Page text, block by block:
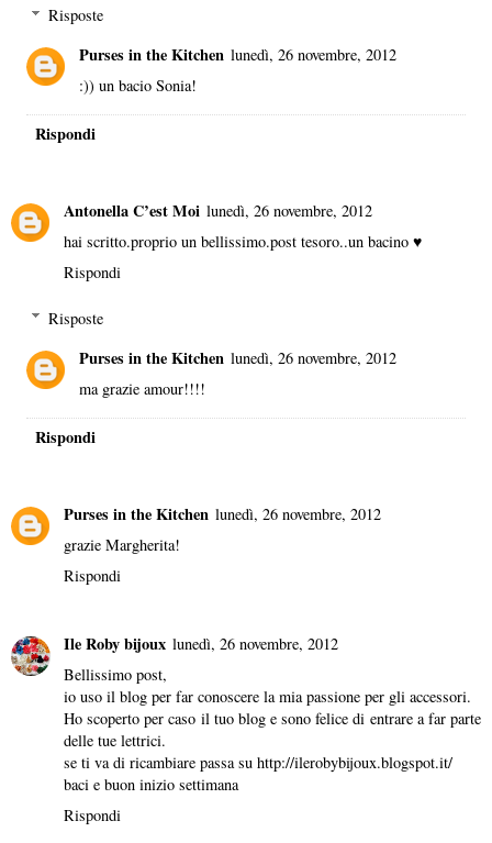
Risposte
Purses in the Kitchen lunedì, 26 novembre, 2012
:)) un bacio Sonia!
Rispondi
Antonella C’est Moi lunedì, 26 novembre, 2012
hai scritto.proprio un bellissimo.post tesoro..un bacino ♥
Rispondi
Risposte
Purses in the Kitchen lunedì, 26 novembre, 2012
ma grazie amour!!!!
Rispondi
Purses in the Kitchen lunedì, 26 novembre, 2012
grazie Margherita!
Rispondi
Ile Roby bijoux lunedì, 26 novembre, 2012
Bellissimo post,
io uso il blog per far conoscere la mia passione per gli accessori.
Ho scoperto per caso il tuo blog e sono felice di entrare a far parte
delle tue lettrici.
se ti va di ricambiare passa su http://ilerobybijoux.blogspot.it/
baci e buon inizio settimana
Rispondi